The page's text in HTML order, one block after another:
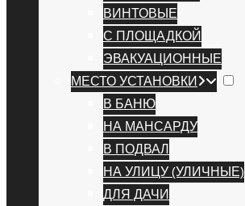
ВИНТОВЫЕ
С ПЛОЩАДКОЙ
ЭВАКУАЦИОННЫЕ
МЕСТО УСТАНОВКИ
В БАНЮ
НА МАНСАРДУ
В ПОДВАЛ
НА УЛИЦУ (УЛИЧНЫЕ)
ДЛЯ ДАЧИ